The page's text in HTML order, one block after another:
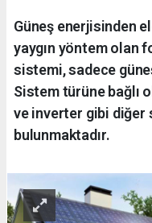
Güneş enerjisinden
yaygın yöntem olan
sistemi, sadece
Sistem türüne bağlı
ve inverter gibi diğer
bulunmaktadır.